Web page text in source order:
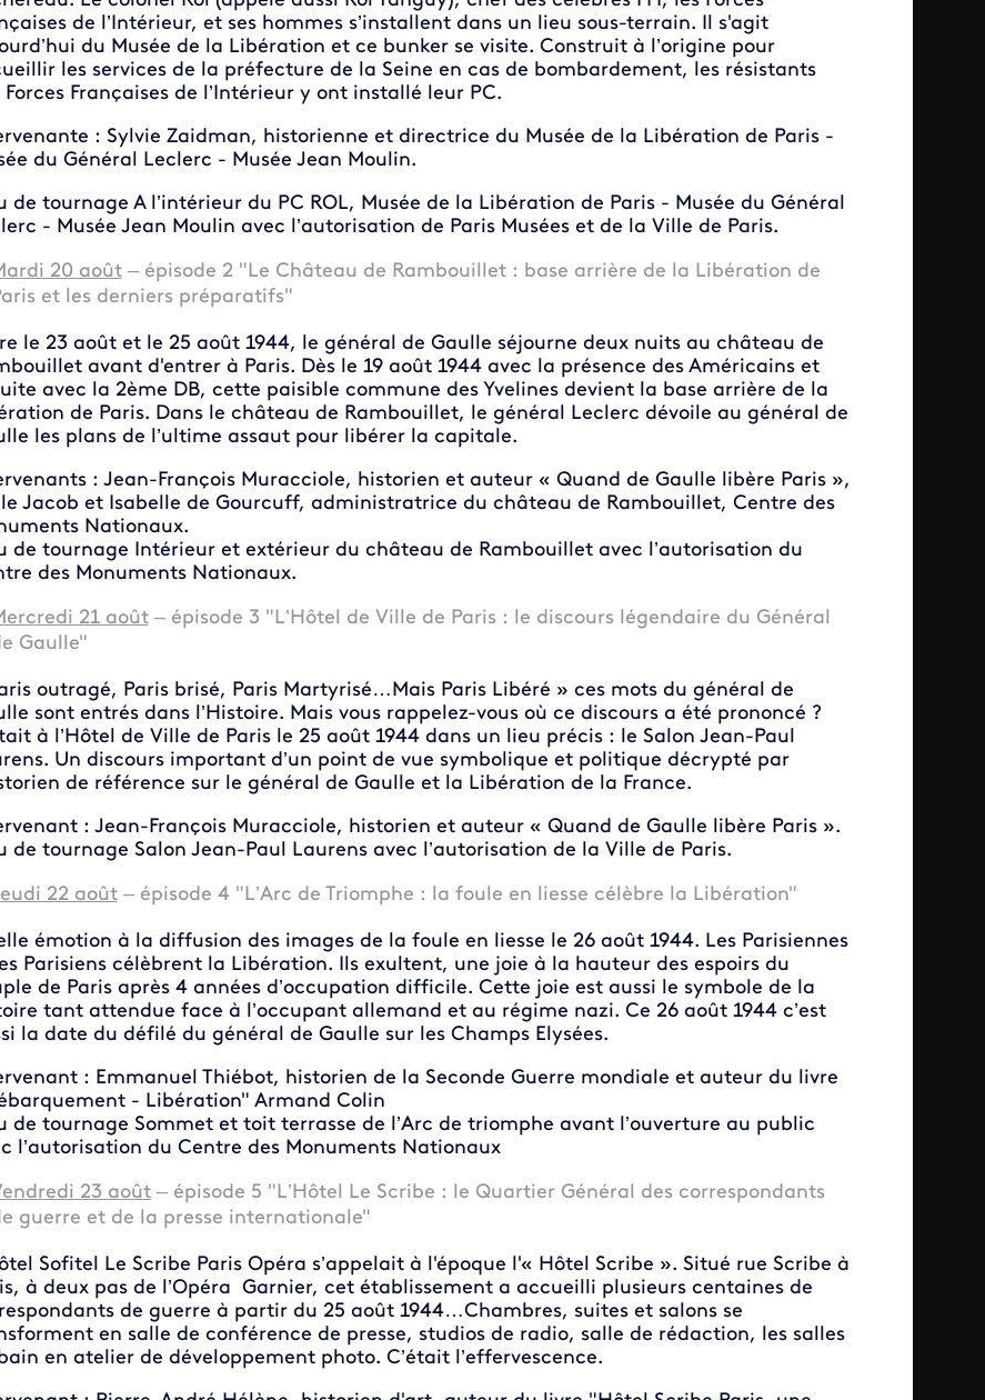
de l’Intérieur, et ses hommes s’installent dans un lieu sous-terrain. Il s'agit
du Musée de la Libération et ce bunker se visite. Construit à l’origine pour
les services de la préfecture de la Seine en cas de bombardement, les résistants
Forces Françaises de l’Intérieur y ont installé leur PC.
: Sylvie Zaidman, historienne et directrice du Musée de la Libération de Paris -
du Général Leclerc - Musée Jean Moulin.
de tournage A l’intérieur du PC ROL, Musée de la Libération de Paris - Musée du Général
- Musée Jean Moulin avec l’autorisation de Paris Musées et de la Ville de Paris.
20 août– épisode 2 "Le Château de Rambouillet : base arrière de la Libération de
et les derniers préparatifs"
le 23 août et le 25 août 1944, le général de Gaulle séjourne deux nuits au château de
avant d'entrer à Paris. Dès le 19 août 1944 avec la présence des Américains et
avec la 2ème DB, cette paisible commune des Yvelines devient la base arrière de la
de Paris. Dans le château de Rambouillet, le général Leclerc dévoile au général de
les plans de l’ultime assaut pour libérer la capitale.
: Jean-François Muracciole, historien et auteur « Quand de Gaulle libère Paris »,
Jacob et Isabelle de Gourcuff, administratrice du château de Rambouillet, Centre des
Nationaux.
de tournage Intérieur et extérieur du château de Rambouillet avec l’autorisation du
des Monuments Nationaux.
21 août– épisode 3 "L’Hôtel de Ville de Paris : le discours légendaire du Général
Gaulle"
outragé, Paris brisé, Paris Martyrisé…Mais Paris Libéré » ces mots du général de
sont entrés dans l’Histoire. Mais vous rappelez-vous où ce discours a été prononcé ?
à l’Hôtel de Ville de Paris le 25 août 1944 dans un lieu précis : le Salon Jean-Paul
Un discours important d’un point de vue symbolique et politique décrypté par
de référence sur le général de Gaulle et la Libération de la France.
: Jean-François Muracciole, historien et auteur « Quand de Gaulle libère Paris ».
de tournage Salon Jean-Paul Laurens avec l’autorisation de la Ville de Paris.
22 août– épisode 4 "L’Arc de Triomphe : la foule en liesse célèbre la Libération"
émotion à la diffusion des images de la foule en liesse le 26 août 1944. Les Parisiennes
Parisiens célèbrent la Libération. Ils exultent, une joie à la hauteur des espoirs du
de Paris après 4 années d’occupation difficile. Cette joie est aussi le symbole de la
tant attendue face à l’occupant allemand et au régime nazi. Ce 26 août 1944 c’est
la date du défilé du général de Gaulle sur les Champs Elysées.
: Emmanuel Thiébot, historien de la Seconde Guerre mondiale et auteur du livre
- Libération" Armand Colin
de tournage Sommet et toit terrasse de l’Arc de triomphe avant l’ouverture au public
l’autorisation du Centre des Monuments Nationaux
23 août– épisode 5 "L’Hôtel Le Scribe : le Quartier Général des correspondants
guerre et de la presse internationale"
Sofitel Le Scribe Paris Opéra s’appelait à l'époque l'« Hôtel Scribe ». Situé rue Scribe à
à deux pas de l’Opéra Garnier, cet établissement a accueilli plusieurs centaines de
de guerre à partir du 25 août 1944…Chambres, suites et salons se
en salle de conférence de presse, studios de radio, salle de rédaction, les salles
en atelier de développement photo. C’était l’effervescence.